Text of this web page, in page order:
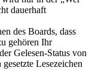
dauerhaft
des Boards, dass
gehören Ihr
Gelesen-Status von
Lesezeichen